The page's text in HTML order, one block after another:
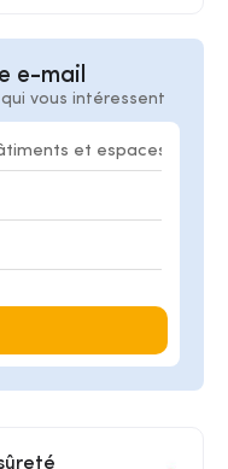
e-mail
vous intéressent